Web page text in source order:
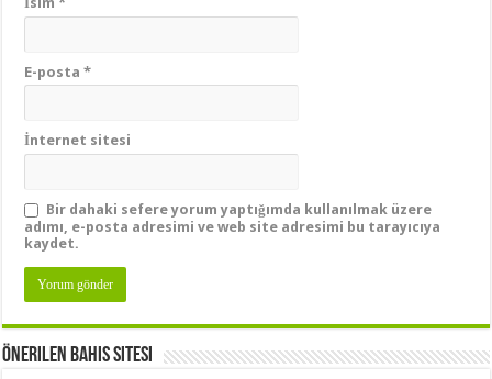
E-posta*
İnternet sitesi
Bir dahaki sefere yorum yaptığımda kullanılmak üzere
adımı, e-posta adresimi ve web site adresimi bu tarayıcıya
kaydet.
Önerilen Bahis Sitesi